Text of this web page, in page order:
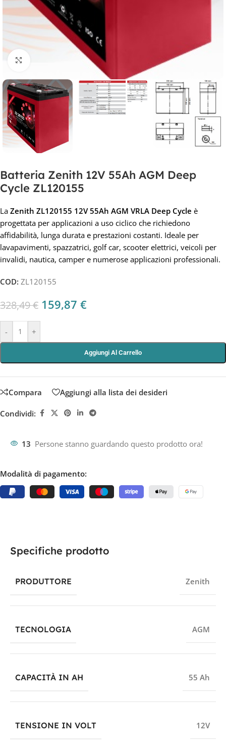
Clicca per ingrandire
Batteria Zenith 12V 55Ah AGM Deep
Cycle ZL120155
La Zenith ZL120155 12V 55Ah AGM VRLA Deep Cycle è
progettata per applicazioni a uso ciclico che richiedono
affidabilità, lunga durata e prestazioni costanti. Ideale per
lavapavimenti, spazzatrici, golf car, scooter elettrici, veicoli per
invalidi, nautica, camper e numerose applicazioni professionali.
COD: ZL120155
328,49€ 159,87 €
- +
Aggiungi Al Carrello
Compara Aggiungi alla lista dei desideri
Condividi:
13 Persone stanno guardando questo prodotto ora!
Modalità di pagamento:
Specifiche prodotto
PRODUTTORE Zenith
TECNOLOGIA AGM
CAPACITÀ IN AH 55 Ah
TENSIONE IN VOLT 12V